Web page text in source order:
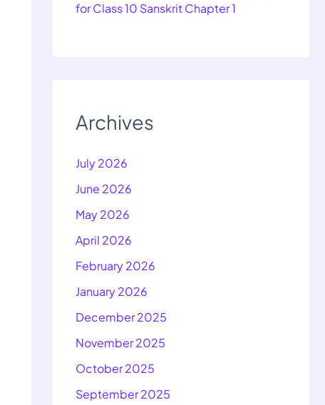
for Class 10 Sanskrit Chapter 1
Archives
July 2026
June 2026
May 2026
April 2026
February 2026
January 2026
December 2025
November 2025
October 2025
September 2025